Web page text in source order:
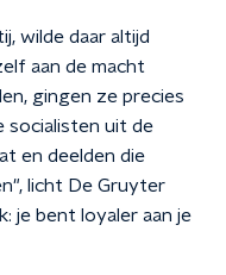
wilde daar altijd
aan de macht
gingen ze precies
socialisten uit de
en deelden die
licht De Gruyter
je bent loyaler aan je